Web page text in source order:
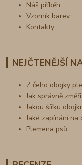
Náš příběh
Vzorník barev
Kontakty
NEJČTENĚJŠÍ
Z čeho obojky
Jak správně
Jakou šířku
Jaké zapínání
Plemena psů